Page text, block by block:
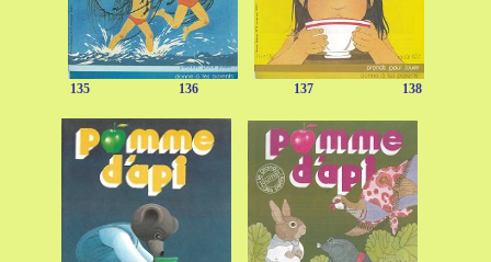
135 136 137 138